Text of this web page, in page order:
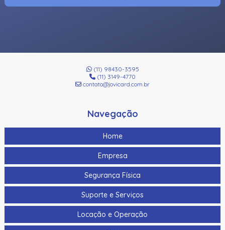
(11) 98430-3595
(11) 3149-4770
contato@jovicard.com.br
Navegação
Home
Empresa
Segurança Física
Suporte e Serviços
Locação e Operação